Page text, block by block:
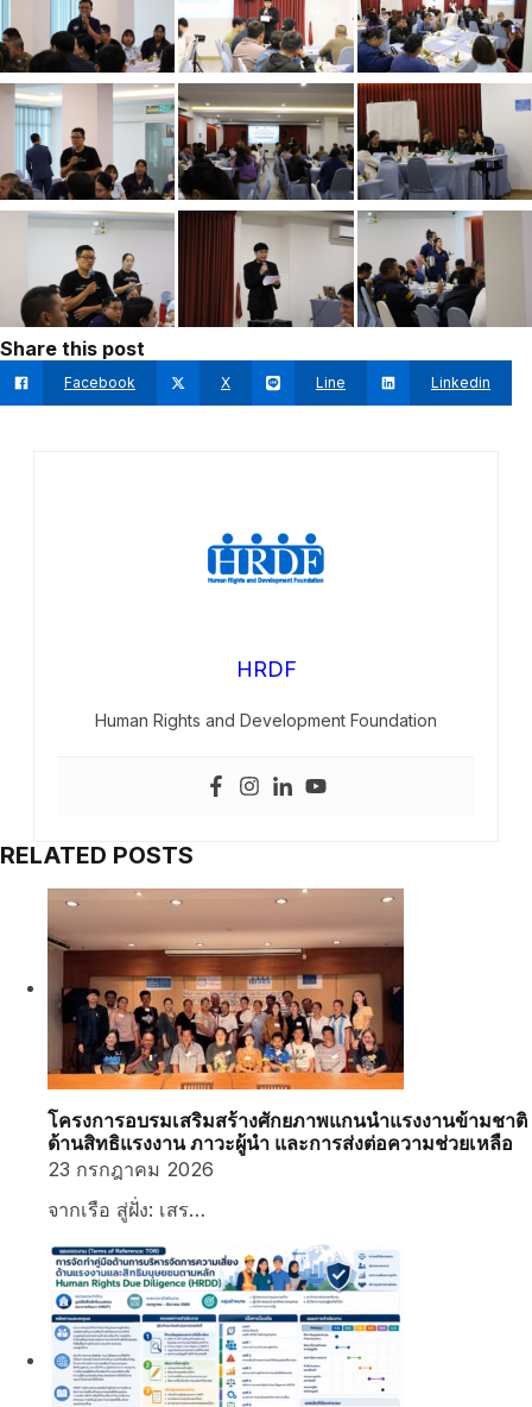
Share this post
Facebook X Line Linkedin
HRDF
Human Rights and Development Foundation
RELATED POSTS
โครงการอบรมเสริมสร้างศักยภาพแกนนำแรงงานข้ามชาติ
ด้านสิทธิแรงงาน ภาวะผู้นำ และการส่งต่อความช่วยเหลือ
23 กรกฎาคม 2026
จากเรือ สู่ฝั่ง: เสร…